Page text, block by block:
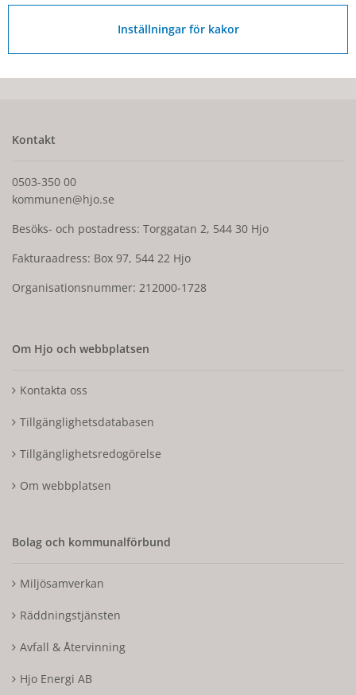
Kontakt
0503-350 00
kommunen@hjo.se
Besöks- och postadress: Torggatan 2, 544 30 Hjo
Fakturaadress: Box 97, 544 22 Hjo
Organisationsnummer: 212000-1728
Om Hjo och webbplatsen
Kontakta oss
Tillgänglighetsdatabasen
Tillgänglighetsredogörelse
Om webbplatsen
Bolag och kommunalförbund
Miljösamverkan
Räddningstjänsten
Avfall & Återvinning
Hjo Energi AB
Inställningar för kakor